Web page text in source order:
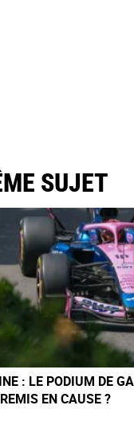
SUJET
: LE PODIUM DE
EN CAUSE ?